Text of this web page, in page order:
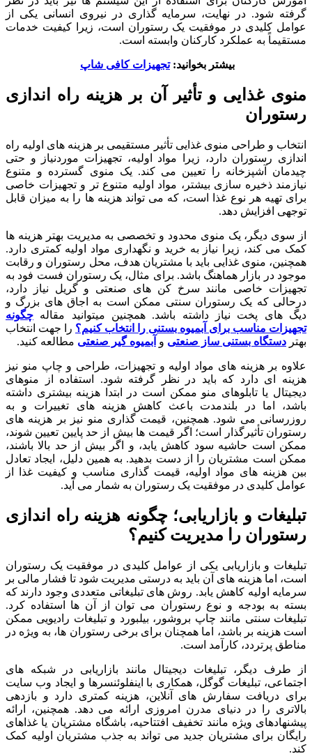
گرفته شود. در نهایت، سرمایه گذاری در نیروی انسانی یکی از
عوامل کلیدی در موفقیت یک رستوران است، زیرا کیفیت خدمات
مستقیماً به عملکرد کارکنان وابسته است.
بیشتر بخوانید:تجهیزات کافی شاپ
منوی غذایی و تأثیر آن بر هزینه راه اندازی
رستوران
انتخاب و طراحی منوی غذایی تأثیر مستقیمی بر هزینه های اولیه راه
اندازی رستوران دارد، زیرا مواد اولیه، تجهیزات موردنیاز و حتی
چیدمان آشپزخانه را تعیین می کند. یک منوی گسترده و متنوع
نیازمند ذخیره سازی بیشتر، مواد اولیه متنوع تر و تجهیزات خاصی
برای تهیه هر نوع غذا است، که می تواند هزینه ها را به میزان قابل
توجهی افزایش دهد.
از سوی دیگر، یک منوی محدود و تخصصی به مدیریت بهتر هزینه ها
کمک می کند، زیرا نیاز به خرید و نگهداری مواد اولیه کمتری دارد.
همچنین، منوی غذایی باید با مشتریان هدف، محل رستوران و رقابت
موجود در بازار هماهنگ باشد. برای مثال، یک رستوران فست فود به
تجهیزات خاصی مانند سرخ کن های صنعتی و گریل نیاز دارد،
درحالی که یک رستوران سنتی ممکن است به اجاق های بزرگ و
دیگ های پخت نیاز داشته باشد. همچنین میتوانید مقاله چگونه
تجهیزات مناسب برای آبمیوه بستنی را انتخاب کنیم؟ را جهت انتخاب
بهتر دستگاه بستنی ساز صنعتی و آبمیوه گیر صنعتی مطالعه کنید.
علاوه بر هزینه های مواد اولیه و تجهیزات، طراحی و چاپ منو نیز
هزینه ای دارد که باید در نظر گرفته شود. استفاده از منوهای
دیجیتال یا تابلوهای منو ممکن است در ابتدا هزینه بیشتری داشته
باشد، اما در بلندمدت باعث کاهش هزینه های تغییرات و به
روزرسانی می شود. همچنین، قیمت گذاری منو نیز بر هزینه های
رستوران تأثیرگذار است؛ اگر قیمت ها بیش از حد پایین تعیین شوند،
ممکن است حاشیه سود کاهش یابد، و اگر بیش از حد بالا باشند،
ممکن است مشتریان را از دست بدهید. به همین دلیل، ایجاد تعادل
بین هزینه های مواد اولیه، قیمت گذاری مناسب و کیفیت غذا از
عوامل کلیدی در موفقیت یک رستوران به شمار می آید.
تبلیغات و بازاریابی؛ چگونه هزینه راه اندازی
رستوران را مدیریت کنیم؟
تبلیغات و بازاریابی یکی از عوامل کلیدی در موفقیت یک رستوران
است، اما هزینه های آن باید به درستی مدیریت شود تا فشار مالی بر
سرمایه اولیه کاهش یابد. روش های تبلیغاتی متعددی وجود دارند که
بسته به بودجه و نوع رستوران می توان از آن ها استفاده کرد.
تبلیغات سنتی مانند چاپ بروشور، بیلبورد و تبلیغات رادیویی ممکن
است هزینه بر باشد، اما همچنان برای برخی رستوران ها، به ویژه در
مناطق پرتردد، کارآمد است.
از طرف دیگر، تبلیغات دیجیتال مانند بازاریابی در شبکه های
اجتماعی، تبلیغات گوگل، همکاری با اینفلوئنسرها و ایجاد وب سایت
برای دریافت سفارش های آنلاین، هزینه کمتری دارد و بازدهی
بالاتری را در دنیای مدرن امروزی ارائه می دهد. همچنین، ارائه
پیشنهادهای ویژه مانند تخفیف افتتاحیه، باشگاه مشتریان یا غذاهای
رایگان برای مشتریان جدید می تواند به جذب مشتریان اولیه کمک
کند.